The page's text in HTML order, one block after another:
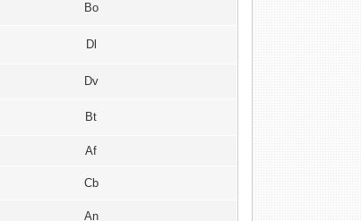
Bo
Dl
Dv
Bt
Af
Cb
An